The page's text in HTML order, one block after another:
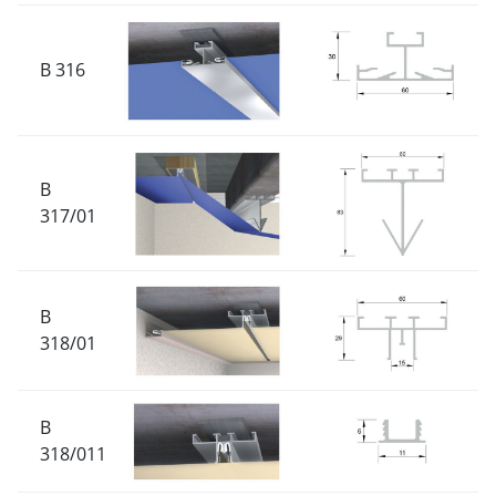
B 316
B
317/01
B
318/01
B
318/011